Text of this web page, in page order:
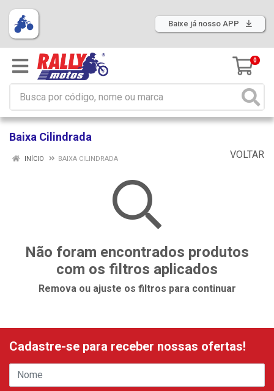
Baixe já nosso APP
0
Baixa Cilindrada
VOLTAR
INÍCIO BAIXA CILINDRADA
Não foram encontrados produtos
com os filtros aplicados
Remova ou ajuste os filtros para continuar
Cadastre-se para receber nossas ofertas!